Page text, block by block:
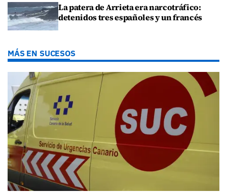
La patera de Arrieta era narcotráfico:
detenidos tres españoles y un francés
MÁS EN SUCESOS